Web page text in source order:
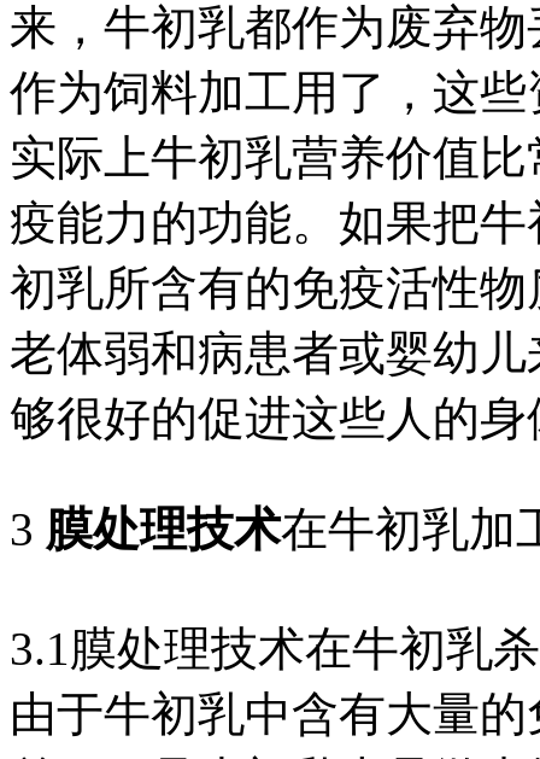
来，牛初乳都作为废弃
作为饲料加工用了，这
实际上牛初乳营养价值
疫能力的功能。如果把
初乳所含有的免疫活性
老体弱和病患者或婴幼
够很好的促进这些人的
3 膜处理技术在牛初乳加
3.1膜处理技术在牛初乳
由于牛初乳中含有大量